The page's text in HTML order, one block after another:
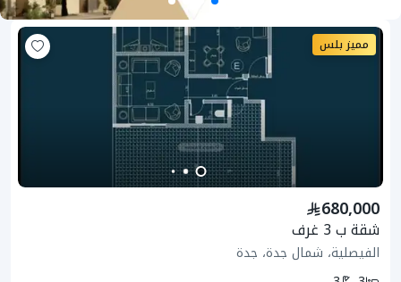
مميز بلس
680,000
شقة ب 3 غرف
الفيصلية، شمال جدة، جدة